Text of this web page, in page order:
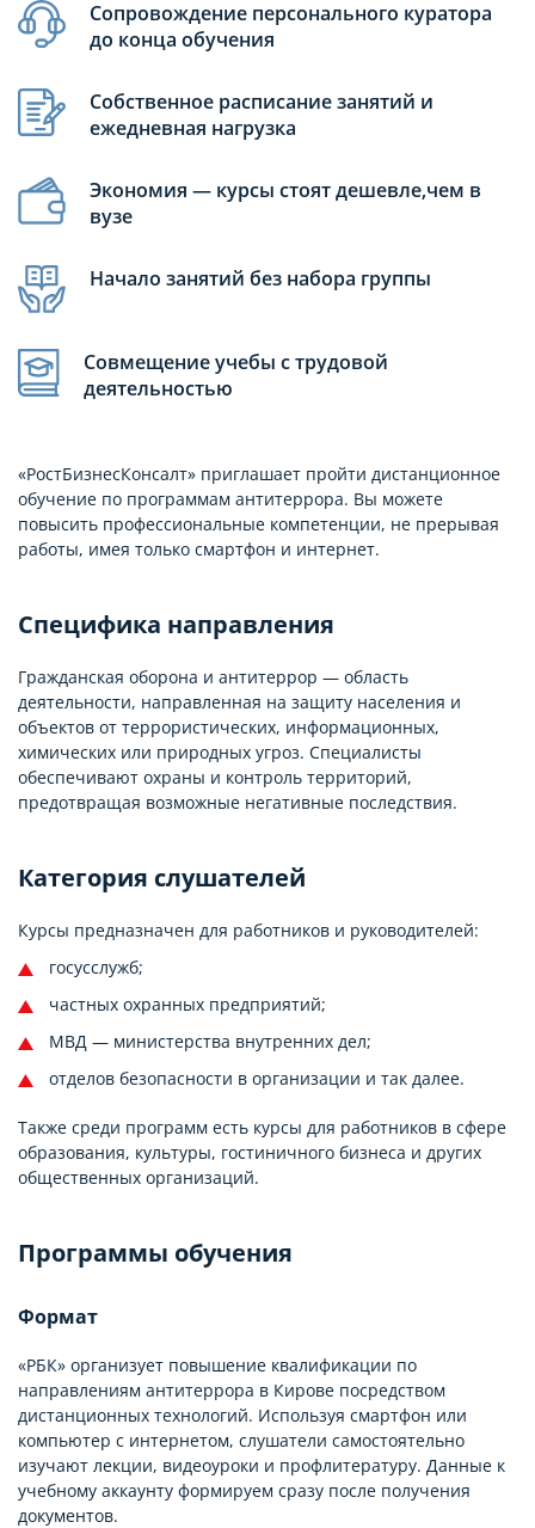
Сопровождение персонального куратора
до конца обучения
Собственное расписание занятий и
ежедневная нагрузка
Экономия — курсы стоят дешевле,чем в
вузе
Начало занятий без набора группы
Совмещение учебы с трудовой
деятельностью
«РостБизнесКонсалт» приглашает пройти дистанционное
обучение по программам антитеррора. Вы можете
повысить профессиональные компетенции, не прерывая
работы, имея только смартфон и интернет.
Специфика направления
Гражданская оборона и антитеррор — область
деятельности, направленная на защиту населения и
объектов от террористических, информационных,
химических или природных угроз. Специалисты
обеспечивают охраны и контроль территорий,
предотвращая возможные негативные последствия.
Категория слушателей
Курсы предназначен для работников и руководителей:
госусслужб;
частных охранных предприятий;
МВД — министерства внутренних дел;
отделов безопасности в организации и так далее.
Также среди программ есть курсы для работников в сфере
образования, культуры, гостиничного бизнеса и других
общественных организаций.
Программы обучения
Формат
«РБК» организует повышение квалификации по
направлениям антитеррора в Кирове посредством
дистанционных технологий. Используя смартфон или
компьютер с интернетом, слушатели самостоятельно
изучают лекции, видеоуроки и профлитературу. Данные к
учебному аккаунту формируем сразу после получения
документов.